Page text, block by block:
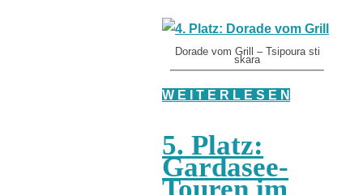
Dorade vom Grill – Tsipoura sti
skara
W E I T E R L E S E N
5. Platz:
Gardasee-